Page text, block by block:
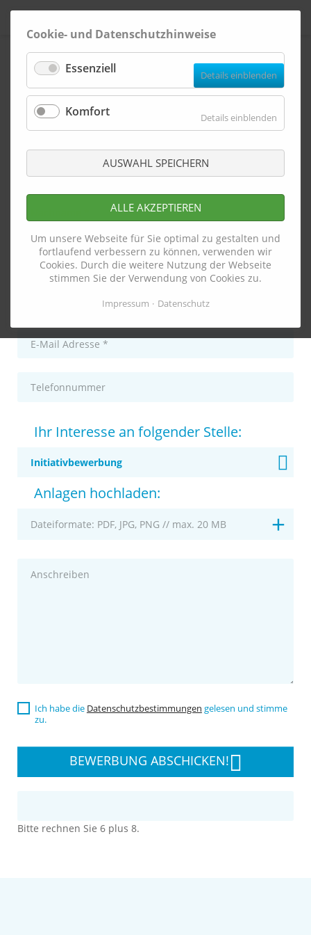
Cookie- und Datenschutzhinweise
Essenziell Details einblenden
Komfort Details einblenden
Komfort
AUSWAHL SPEICHERN
ALLE AKZEPTIEREN
Um unsere Webseite für Sie optimal zu gestalten und
fortlaufend verbessern zu können, verwenden wir
Cookies. Durch die weitere Nutzung der Webseite
stimmen Sie der Verwendung von Cookies zu.
Impressum Datenschutz
NAVIGATION
ÜBERSPRINGEN
HOME
NAVIGATION
ÜBERSPRINGEN
HEIZÖL
TANKEN
UNTERNEHMEN
NAVIGATION
ÜBERSPRINGEN
KARRIERE
JETZT SCHNELL & GANZ EINFACH IHRE BEWERBUNG HIER
ABSCHICKEN:
Pflichtfeld
Ihr Interesse an folgender Stelle:
Anlagen hochladen:
+
Ich habe die Datenschutzbestimmungen gelesen und stimme
zu.
BEWERBUNG ABSCHICKEN!
Bitte rechnen Sie 6 plus 8.